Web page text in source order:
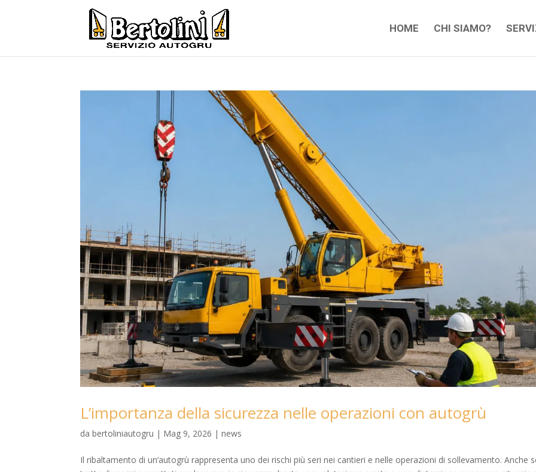
HOME CHI SIAMO?
L’importanza della sicurezza nelle operazioni con autogrù
dabertoliniautogru | Mag 9, 2026 |news
Il ribaltamento di un’autogrù rappresenta uno dei rischi più seri nei cantieri e nelle operazioni di sollevamento. Anche